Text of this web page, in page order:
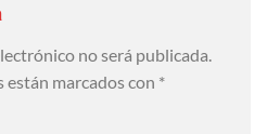
no será publicada.
marcados con *